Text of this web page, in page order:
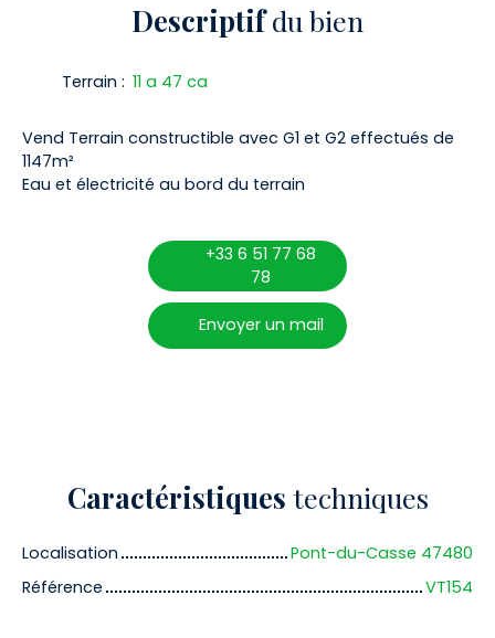
Descriptifdu bien
Terrain : 11 a 47 ca
Vend Terrain constructible avec G1 et G2 effectués de
1147m²
Eau et électricité au bord du terrain
+33 6 51 77 68
78
Envoyer un mail
Caractéristiques techniques
Localisation
Pont-du-Casse 47480
Référence
VT154